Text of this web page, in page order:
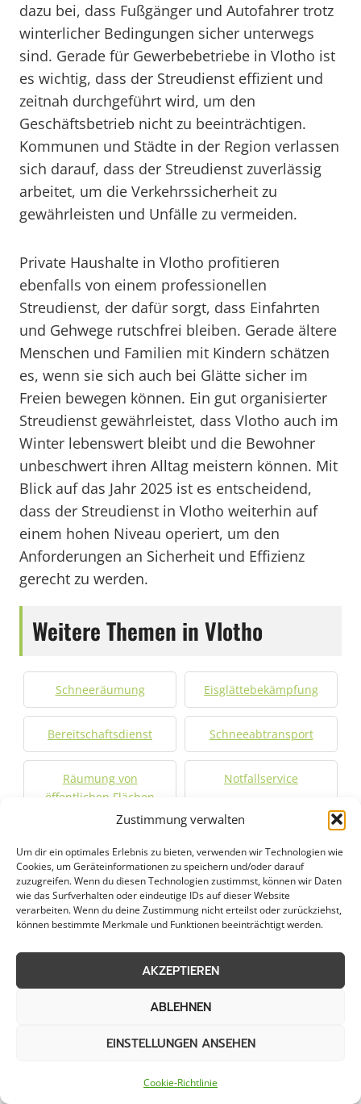
Zustimmung verwalten
Um dir ein optimales Erlebnis zu bieten, verwenden wir Technologien wie
Cookies, um Geräteinformationen zu speichern und/oder darauf
zuzugreifen. Wenn du diesen Technologien zustimmst, können wir Daten
wie das Surfverhalten oder eindeutige IDs auf dieser Website
verarbeiten. Wenn du deine Zustimmung nicht erteilst oder zurückziehst,
können bestimmte Merkmale und Funktionen beeinträchtigt werden.
AKZEPTIEREN
ABLEHNEN
EINSTELLUNGEN ANSEHEN
Cookie-Richtlinie
dazu bei, dass Fußgänger und Autofahrer trotz
winterlicher Bedingungen sicher unterwegs
sind. Gerade für Gewerbebetriebe in Vlotho ist
es wichtig, dass der Streudienst effizient und
zeitnah durchgeführt wird, um den
Geschäftsbetrieb nicht zu beeinträchtigen.
Kommunen und Städte in der Region verlassen
sich darauf, dass der Streudienst zuverlässig
arbeitet, um die Verkehrssicherheit zu
gewährleisten und Unfälle zu vermeiden.
Private Haushalte in Vlotho profitieren
ebenfalls von einem professionellen
Streudienst, der dafür sorgt, dass Einfahrten
und Gehwege rutschfrei bleiben. Gerade ältere
Menschen und Familien mit Kindern schätzen
es, wenn sie sich auch bei Glätte sicher im
Freien bewegen können. Ein gut organisierter
Streudienst gewährleistet, dass Vlotho auch im
Winter lebenswert bleibt und die Bewohner
unbeschwert ihren Alltag meistern können. Mit
Blick auf das Jahr 2025 ist es entscheidend,
dass der Streudienst in Vlotho weiterhin auf
einem hohen Niveau operiert, um den
Anforderungen an Sicherheit und Effizienz
gerecht zu werden.
Weitere Themen in Vlotho
Schneeräumung Eisglättebekämpfung
Bereitschaftsdienst Schneeabtransport
Räumung von
öffentlichen Flächen
Notfallservice
Weitere Kategorien in Vlotho
Städte im Umkreis von 50 km